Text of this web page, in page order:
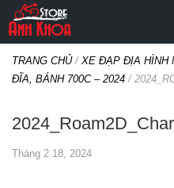
TRANG CHỦ/ XE ĐẠP ĐỊA HÌNH
ĐĨA, BÁNH 700C – 2024 /
Tháng 2 18, 2024